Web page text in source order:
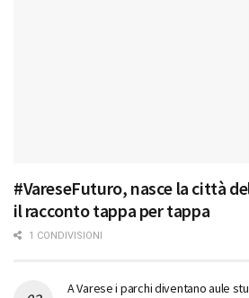
#VareseFuturo, nasce la città
il racconto tappa per tappa
1 CONDIVISIONI
A Varese i parchi diventano aule